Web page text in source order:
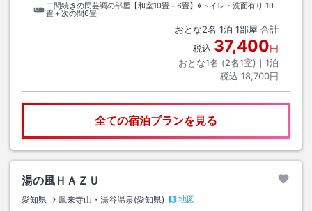
二間続きの民芸調の部屋【和室10畳＋6畳】※トイレ・洗面有り 10
畳＋次の間6畳
おとな2名 1泊 1部屋 合計
税込 37,400円
おとな1名 (2名1室)｜ 1泊
税込 18,700円
全ての宿泊プランを見る
湯の風ＨＡＺＵ
愛知県 鳳来寺山・湯谷温泉(愛知県)
地図